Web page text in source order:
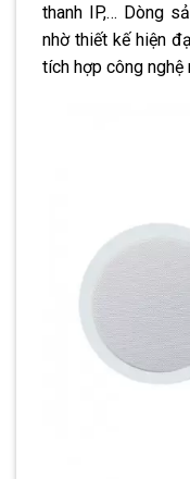
thanh IP,… Dòng
nhờ thiết kế hiện
tích hợp công nghệ